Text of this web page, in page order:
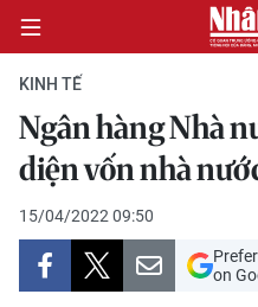
CHÍNH TRỊ
KINH TẾ
VĂN HÓA
KINH TẾ
Ngân hàng Nhà
diện vốn nhà
15/04/2022 09:50
on